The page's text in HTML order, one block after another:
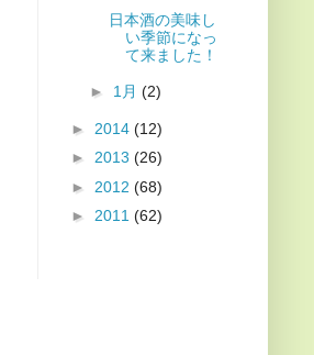
日本酒の美味し
い季節になっ
て来ました！
► 1月 (2)
► 2014 (12)
► 2013 (26)
► 2012 (68)
► 2011 (62)